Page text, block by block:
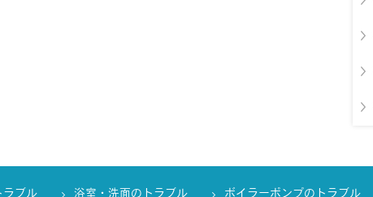
ラブル 浴室・洗面のトラブル ボイラーポンプのトラブル